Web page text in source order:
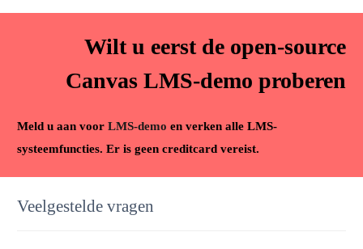
Wilt u eerst de open-source
Canvas LMS-demo proberen
Meld u aan voor LMS-demo en verken alle LMS-
systeemfuncties. Er is geen creditcard vereist.
Veelgestelde vragen